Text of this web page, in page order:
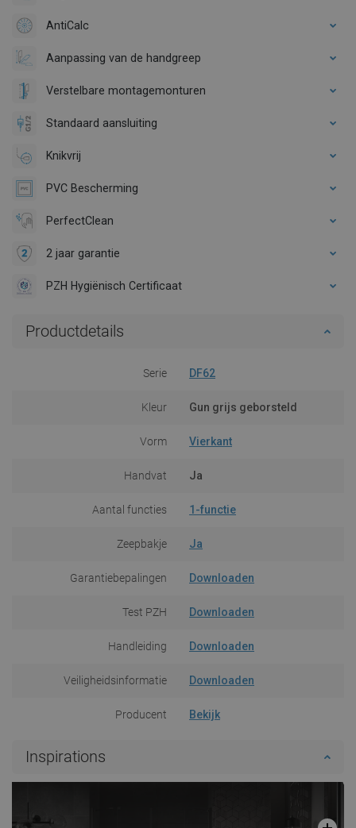
AntiCalc
Aanpassing van de handgreep
Verstelbare montagemonturen
Standaard aansluiting
Knikvrij
PVC Bescherming
PerfectClean
2 jaar garantie
PZH Hygiënisch Certificaat
Productdetails
Serie DF62
Kleur Gun grijs geborsteld
Vorm Vierkant
Handvat Ja
Aantal functies 1-functie
Zeepbakje Ja
Garantiebepalingen Downloaden
Test PZH Downloaden
Handleiding Downloaden
Veiligheidsinformatie Downloaden
Producent Bekijk
Inspirations